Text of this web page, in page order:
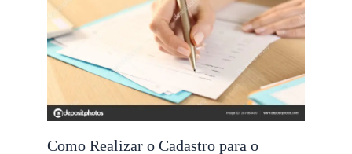
Como Realizar o Cadastro para o